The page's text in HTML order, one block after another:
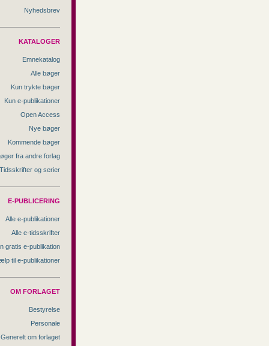
Nyhedsbrev
KATALOGER
Emnekatalog
Alle bøger
Kun trykte bøger
Kun e-publikationer
Open Access
Nye bøger
Kommende bøger
fra andre forlag
Tidsskrifter og serier
E-PUBLICERING
Alle e-publikationer
Alle e-tidsskrifter
gratis e-publikation
til e-publikationer
OM FORLAGET
Bestyrelse
Personale
Generelt om forlaget